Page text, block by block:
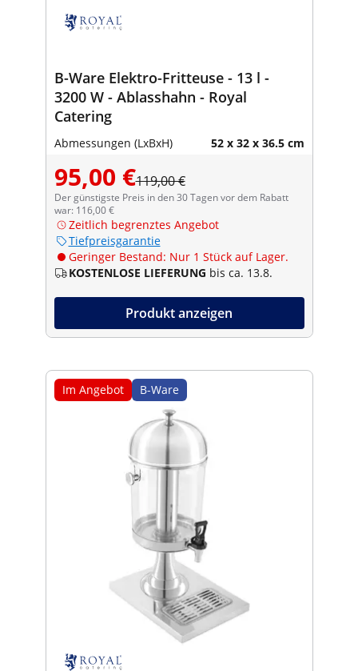
B-Ware Elektro-Fritteuse - 13 l -
3200 W - Ablasshahn - Royal
Catering
Abmessungen (LxBxH) 52 x 32 x 36.5 cm
95,00 €119,00 €
Der günstigste Preis in den 30 Tagen vor dem Rabatt
war: 116,00 €
Zeitlich begrenztes Angebot
Tiefpreisgarantie
Geringer Bestand: Nur 1 Stück auf Lager.
KOSTENLOSE LIEFERUNG bis ca. 13.8.
Produkt anzeigen
Im Angebot B-Ware